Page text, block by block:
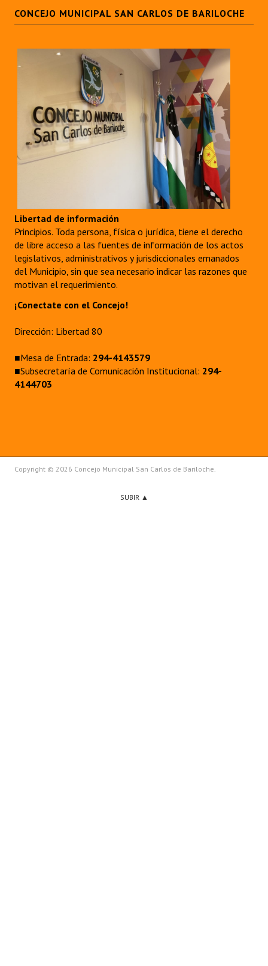
REFORMA DE LA CARTA ORGÁNICA
CONCEJO MUNICIPAL SAN CARLOS DE BARILOCHE
Libertad de información
Principios. Toda persona, física o jurídica, tiene el derecho
de libre acceso a las fuentes de información de los actos
legislativos, administrativos y jurisdiccionales emanados
del Municipio, sin que sea necesario indicar las razones que
motivan el requerimiento.
¡Conectate con el Concejo!
Dirección: Libertad 80
■Mesa de Entrada: 294-4143579
■Subsecretaría de Comunicación Institucional: 294-
4144703
Copyright © 2026 Concejo Municipal San Carlos de Bariloche.
SUBIR ▲